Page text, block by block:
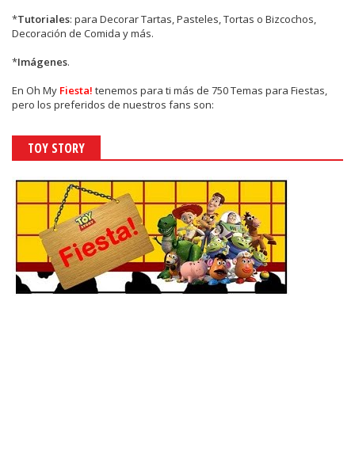
*Tutoriales: para Decorar Tartas, Pasteles, Tortas o Bizcochos,
Decoración de Comida y más.
*Imágenes.
En Oh My Fiesta! tenemos para ti más de 750 Temas para Fiestas,
pero los preferidos de nuestros fans son:
TOY STORY